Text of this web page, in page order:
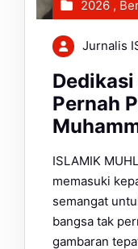
2026 ,
Jurnalis
Pernah
ISLAMIK
memasuki
semangat
bangsa tak
gambaran